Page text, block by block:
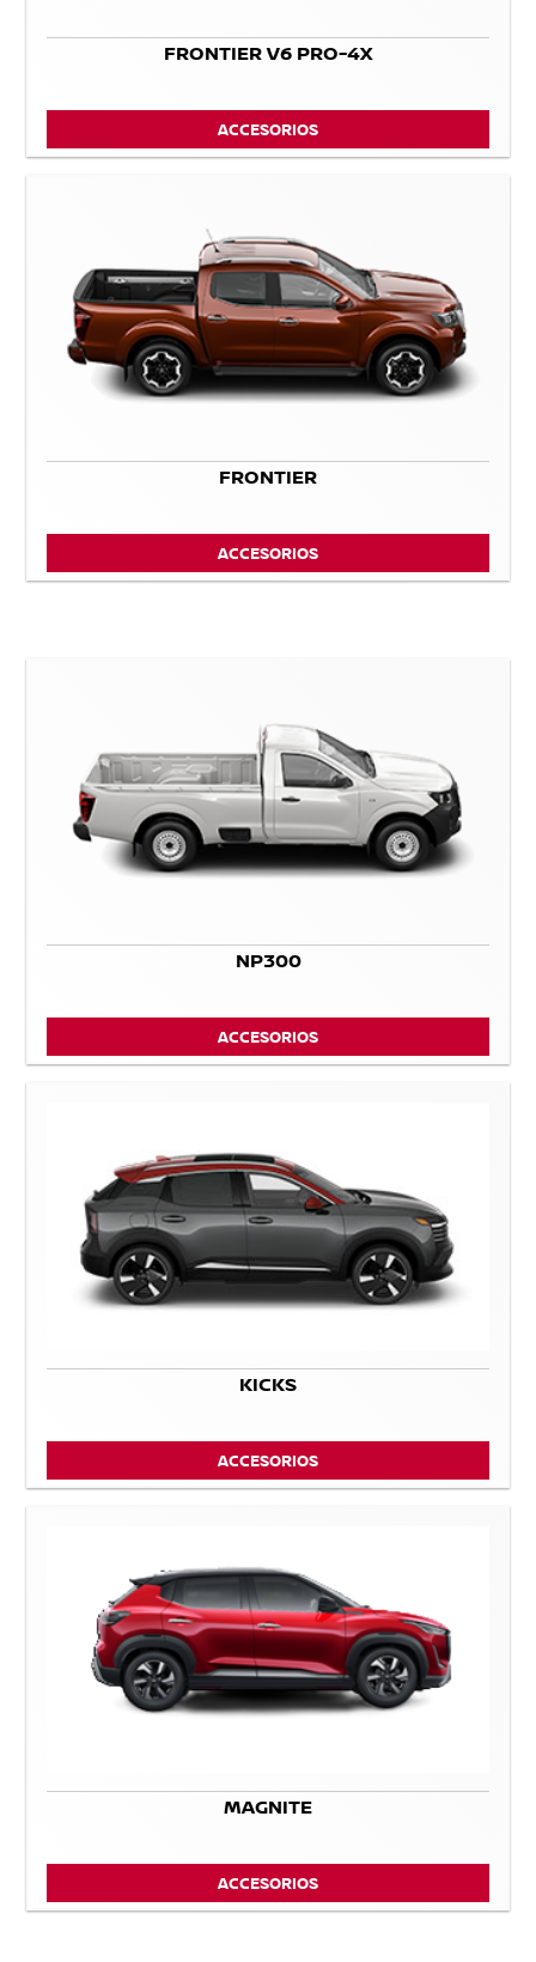
FRONTIER V6 PRO-4X
ACCESORIOS
FRONTIER
ACCESORIOS
NP300
ACCESORIOS
KICKS
ACCESORIOS
MAGNITE
ACCESORIOS